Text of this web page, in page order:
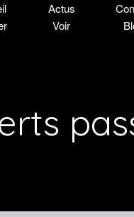
Actus
Voir